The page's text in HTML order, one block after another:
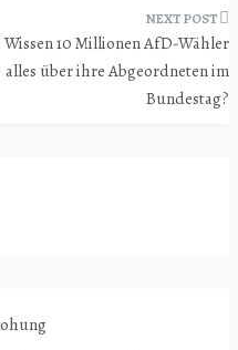
Wissen 10 Millionen AfD-Wähler
alles über ihre Abgeordneten im
Bundestag?